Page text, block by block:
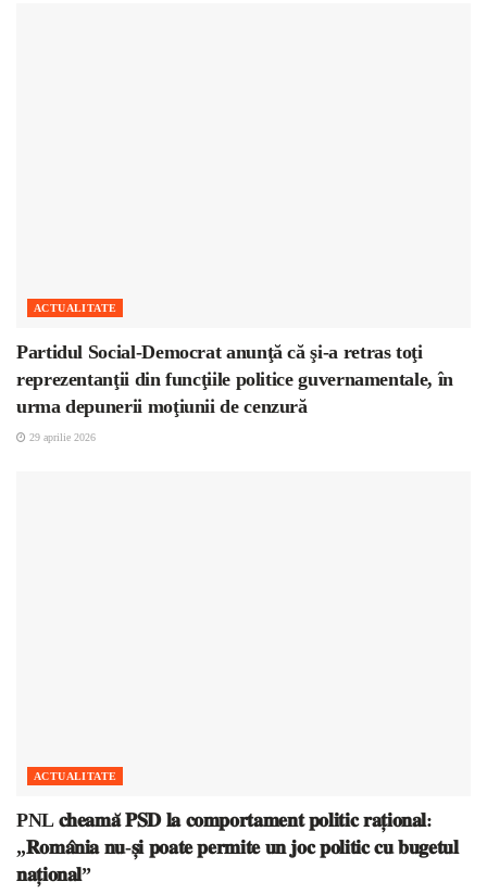
ACTUALITATE
Partidul Social-Democrat anunţă că şi-a retras toţi
reprezentanţii din funcţiile politice guvernamentale, în
urma depunerii moţiunii de cenzură
29 aprilie 2026
ACTUALITATE
PNL 𝐜𝐡𝐞𝐚𝐦𝐚̆ 𝐏𝐒𝐃 𝐥𝐚 𝐜𝐨𝐦𝐩𝐨𝐫𝐭𝐚𝐦𝐞𝐧𝐭 𝐩𝐨𝐥𝐢𝐭𝐢𝐜 𝐫𝐚𝐭̦𝐢𝐨𝐧𝐚𝐥:
„𝐑𝐨𝐦𝐚̂𝐧𝐢𝐚 𝐧𝐮-𝐬̦𝐢 𝐩𝐨𝐚𝐭𝐞 𝐩𝐞𝐫𝐦𝐢𝐭𝐞 𝐮𝐧 𝐣𝐨𝐜 𝐩𝐨𝐥𝐢𝐭𝐢𝐜 𝐜𝐮 𝐛𝐮𝐠𝐞𝐭𝐮𝐥
𝐧𝐚𝐭̦𝐢𝐨𝐧𝐚𝐥”